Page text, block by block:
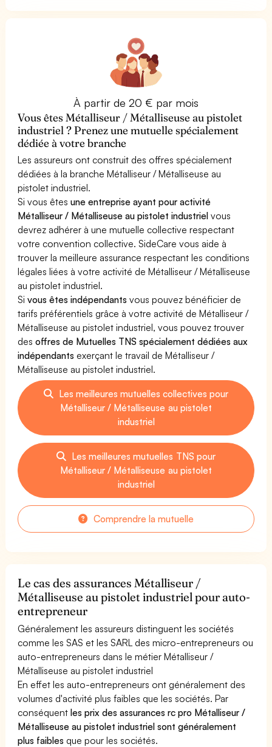
À partir de 20 € par mois
Vous êtes Métalliseur / Métalliseuse au pistolet
industriel ? Prenez une mutuelle spécialement
dédiée à votre branche
Les assureurs ont construit des offres spécialement
dédiées à la branche Métalliseur / Métalliseuse au
pistolet industriel.
Si vous êtesune entreprise ayant pour activité
Métalliseur / Métalliseuse au pistolet industriel vous
devrez adhérer à une mutuelle collective respectant
votre convention collective. SideCare vous aide à
trouver la meilleure assurance respectant les conditions
légales liées à votre activité de Métalliseur / Métalliseuse
au pistolet industriel.
Sivous êtes indépendants vous pouvez bénéficier de
tarifs préférentiels grâce à votre activité de Métalliseur /
Métalliseuse au pistolet industriel, vous pouvez trouver
desoffres de Mutuelles TNS spécialement dédiées aux
indépendants exerçant le travail de Métalliseur /
Métalliseuse au pistolet industriel.
Les meilleures mutuelles collectives pour
Métalliseur / Métalliseuse au pistolet
industriel
Les meilleures mutuelles TNS pour
Métalliseur / Métalliseuse au pistolet
industriel
Comprendre la mutuelle
Le cas des assurances Métalliseur /
Métalliseuse au pistolet industriel pour auto-
entrepreneur
Généralement les assureurs distinguent les sociétés
comme les SAS et les SARL des micro-entrepreneurs ou
auto-entrepreneurs dans le métier Métalliseur /
Métalliseuse au pistolet industriel
En effet les auto-entrepreneurs ont généralement des
volumes d'activité plus faibles que les sociétés. Par
conséquentles prix des assurances rc pro Métalliseur /
Métalliseuse au pistolet industriel sont généralement
plus faibles que pour les sociétés.